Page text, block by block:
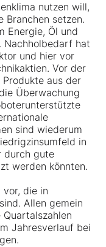
nutzen will,
Branchen setzen.
Energie, Öl und
Nachholbedarf hat
und hier vor
Vor der
aus der
Überwachung
sind wiederum
in
durch gute
werden könnten.
vor, die in
Allen gemein
Jahresverlauf bei